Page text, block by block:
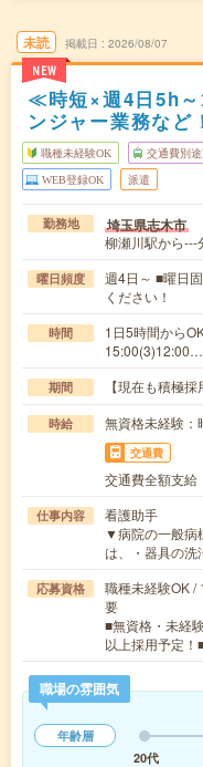
未読
NEW
掲載日 2026/08/07
≪時短×週4日5h
ンジャー業務など！
職種未経験OK 交通費別途
WEB登録OK 派遣
勤務地 埼玉県志木市
柳瀬川駅から---
曜日頻度
週4日～ ■曜日
ください！
時間
1日5時間から
15:00(3)12:00…
期間 【現在も積極
時給 無資格未経験
交通費
交通費全額支給
仕事内容
看護助手
▼病院の一般病
は、・器具の
応募資格
職種未経験OK /
要
■無資格・未経
以上採用予定
職場の雰囲気
年齢層
20代